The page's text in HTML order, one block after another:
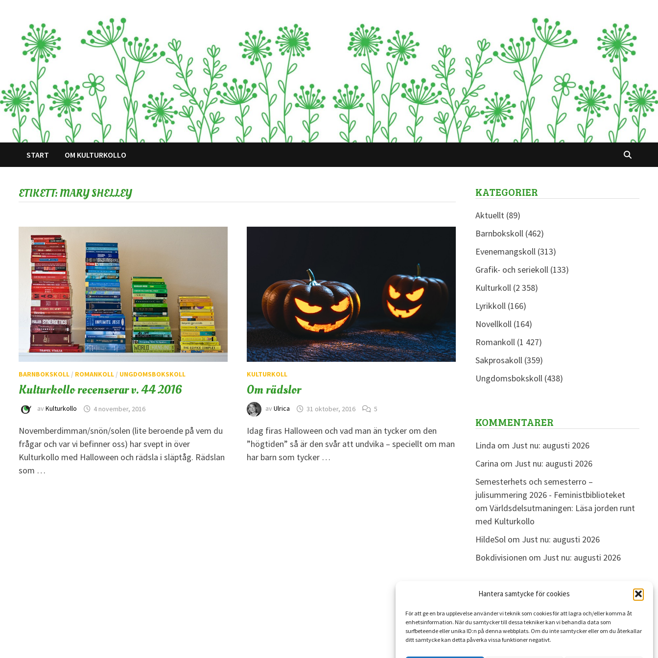
Hantera samtycke för cookies
För att ge en bra upplevelse använder vi teknik som cookies för att lagra och/eller komma åt
enhetsinformation. När du samtycker till dessa tekniker kan vi behandla data som
surfbeteende eller unika ID:n på denna webbplats. Om du inte samtycker eller om du återkallar
ditt samtycke kan detta påverka vissa funktioner negativt.
START OM KULTURKOLLO
ETIKETT:MARY SHELLEY
BARNBOKSKOLL / ROMANKOLL / UNGDOMSBOKSKOLL
Kulturkollo recenserar v. 44 2016
avKulturkollo 4 november, 2016
Novemberdimman/snön/solen (lite beroende på vem du
frågar och var vi befinner oss) har svept in över
Kulturkollo med Halloween och rädsla i släptåg. Rädslan
som …
KULTURKOLL
Om rädslor
av Ulrica 31 oktober, 2016 5
Idag firas Halloween och vad man än tycker om den
”högtiden” så är den svår att undvika – speciellt om man
har barn som tycker …
KATEGORIER
Aktuellt(89)
Barnbokskoll(462)
Evenemangskoll(313)
Grafik- och seriekoll(133)
Kulturkoll(2 358)
Lyrikkoll(166)
Novellkoll(164)
Romankoll(1 427)
Sakprosakoll(359)
Ungdomsbokskoll(438)
KOMMENTARER
Linda om Just nu: augusti 2026
Carina om Just nu: augusti 2026
Semesterhets och semesterro –
julisummering 2026 - Feministbiblioteket
om Världsdelsutmaningen: Läsa jorden runt
med Kulturkollo
HildeSolom Just nu: augusti 2026
Bokdivisionen om Just nu: augusti 2026
ARKIV
Arkiv